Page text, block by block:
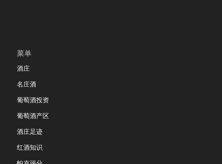
菜单
酒庄
名庄酒
葡萄酒投资
葡萄酒产区
酒庄足迹
红酒知识